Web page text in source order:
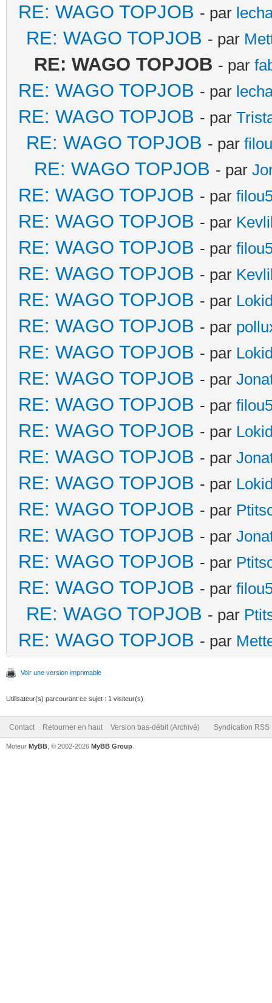
RE: WAGO TOPJOB - par
RE: WAGO TOPJOB - par
RE: WAGO TOPJOB - par
RE: WAGO TOPJOB - par
RE: WAGO TOPJOB - par
RE: WAGO TOPJOB - par
RE: WAGO TOPJOB - par
RE: WAGO TOPJOB - par
RE: WAGO TOPJOB - par
RE: WAGO TOPJOB - par
RE: WAGO TOPJOB - par
RE: WAGO TOPJOB - par
RE: WAGO TOPJOB - par
RE: WAGO TOPJOB - par
RE: WAGO TOPJOB - par
RE: WAGO TOPJOB - par
RE: WAGO TOPJOB - par
RE: WAGO TOPJOB - par
RE: WAGO TOPJOB - par
RE: WAGO TOPJOB - par
RE: WAGO TOPJOB - par
RE: WAGO TOPJOB - par
RE: WAGO TOPJOB - par
RE: WAGO TOPJOB - par
RE: WAGO TOPJOB - par
Voir une version imprimable
Utilisateur(s) parcourant ce sujet : 1 visiteur(s)
Contact Retourner en haut Version bas-débit (Archivé) Syndication RSS
Moteur MyBB , © 2002-2026 MyBB Group